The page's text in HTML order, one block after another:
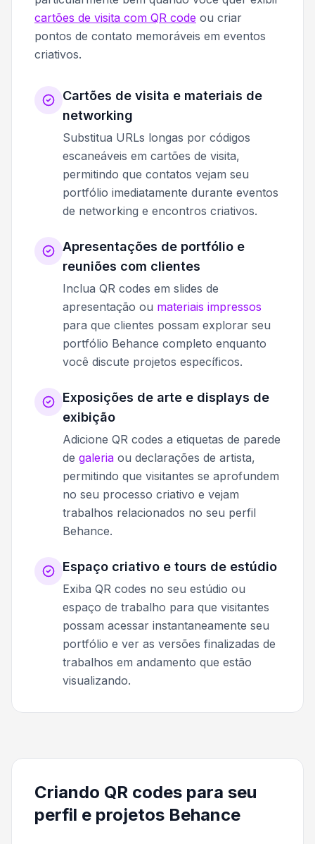
cartões de visita com QR code ou criar
pontos de contato memoráveis em eventos
criativos.
Cartões de visita e materiais de
networking
Substitua URLs longas por códigos
escaneáveis em cartões de visita,
permitindo que contatos vejam seu
portfólio imediatamente durante eventos
de networking e encontros criativos.
Apresentações de portfólio e
reuniões com clientes
Inclua QR codes em slides de
apresentação ou materiais impressos
para que clientes possam explorar seu
portfólio Behance completo enquanto
você discute projetos específicos.
Exposições de arte e displays de
exibição
Adicione QR codes a etiquetas de parede
de galeria ou declarações de artista,
permitindo que visitantes se aprofundem
no seu processo criativo e vejam
trabalhos relacionados no seu perfil
Behance.
Espaço criativo e tours de estúdio
Exiba QR codes no seu estúdio ou
espaço de trabalho para que visitantes
possam acessar instantaneamente seu
portfólio e ver as versões finalizadas de
trabalhos em andamento que estão
visualizando.
Criando QR codes para seu
perfil e projetos Behance